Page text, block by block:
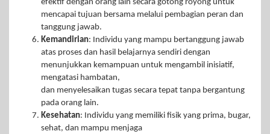
efektif dengan orang lain secara gotong royong untuk
mencapai tujuan bersama melalui pembagian peran dan
tanggung jawab.
Kemandirian: Individu yang mampu bertanggung jawab
atas proses dan hasil belajarnya sendiri dengan
menunjukkan kemampuan untuk mengambil inisiatif,
mengatasi hambatan,
dan menyelesaikan tugas secara tepat tanpa bergantung
pada orang lain.
Kesehatan: Individu yang memiliki fisik yang prima, bugar,
sehat, dan mampu menjaga